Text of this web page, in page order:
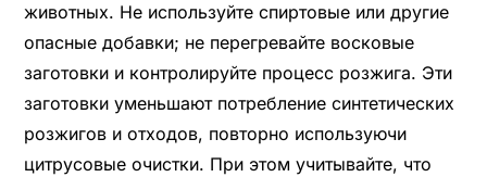
животных. Не используйте спиртовые или другие
опасные добавки; не перегревайте восковые
заготовки и контролируйте процесс розжига. Эти
заготовки уменьшают потребление синтетических
розжигов и отходов, повторно используючи
цитрусовые очистки. При этом учитывайте, что